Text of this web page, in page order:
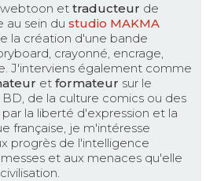
et traducteur de
au sein du studio MAKMA
la création d'une bande
crayonné, encrage,
J'interviens également comme
et formateur sur le
de la culture comics ou des
la liberté d'expression et la
française, je m'intéresse
progrès de l'intelligence
et aux menaces qu'elle